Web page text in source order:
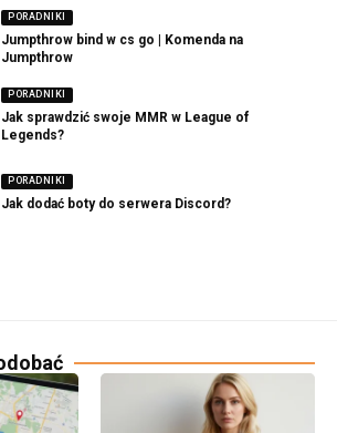
PORADNIKI
Jumpthrow bind w cs go | Komenda na
Jumpthrow
PORADNIKI
Jak sprawdzić swoje MMR w League of
Legends?
PORADNIKI
Jak dodać boty do serwera Discord?